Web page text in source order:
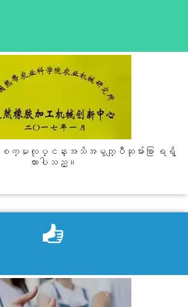
မႈလုပ္ငန္းအသိအမွတ္ျပဳဆုမ်ားစြာ ရရွိ
ထားပါသည္။